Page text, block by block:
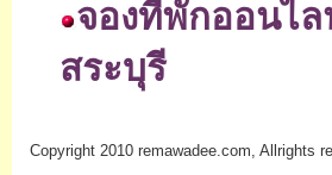
จองที่พักออนไ
สระบุรี
Copyright 2010 remawadee.com, Allrights